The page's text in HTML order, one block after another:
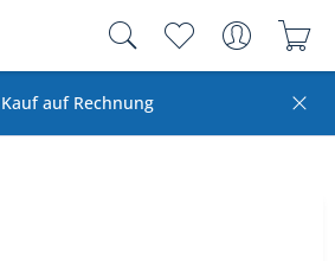
Kauf auf Rechnung